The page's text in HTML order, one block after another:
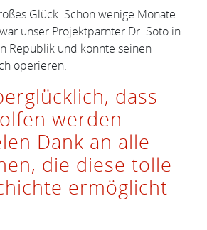
Glück. Schon wenige Monate
unser Projektparnter Dr. Soto in
Republik und konnte seinen
operieren.
dass
werden
Dank an alle
die diese tolle
ermöglicht